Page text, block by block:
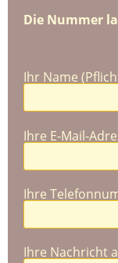
Die Nummer
Ihr Name
Ihre E-Mail-
Ihre
Ihre Nachricht